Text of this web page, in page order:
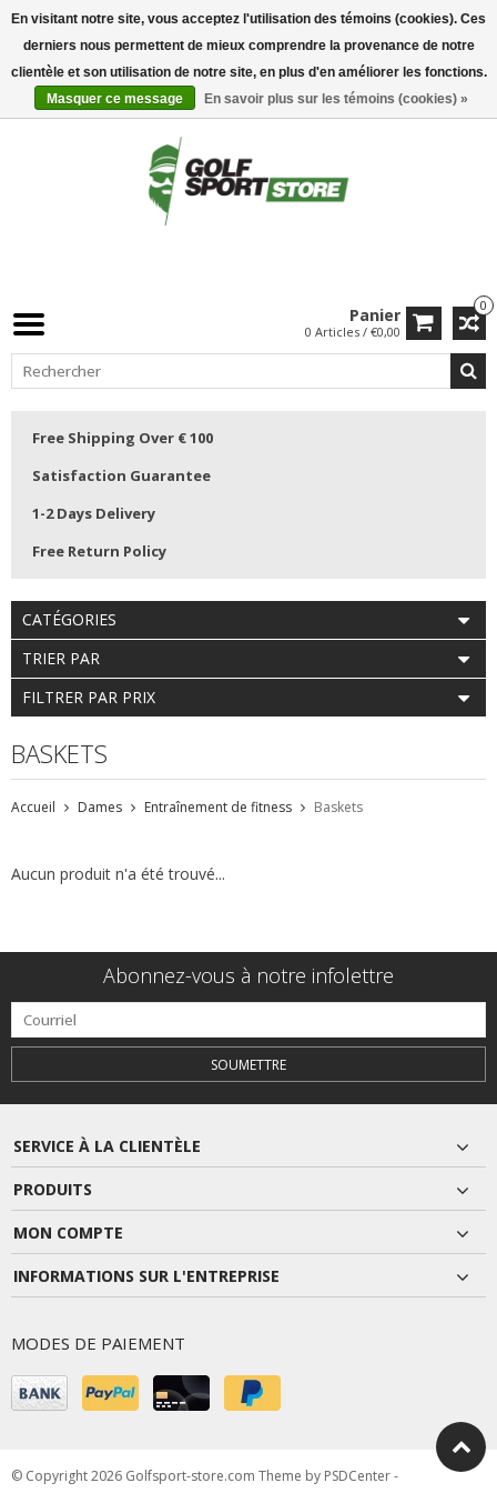
0
Panier
0 Articles / €0,00
Free Shipping Over € 100
Satisfaction Guarantee
1-2 Days Delivery
Free Return Policy
CATÉGORIES
TRIER PAR
FILTRER PAR PRIX
BASKETS
Accueil Dames Entraînement de fitness Baskets
Aucun produit n'a été trouvé...
Abonnez-vous à notre infolettre
SOUMETTRE
SERVICE À LA CLIENTÈLE
PRODUITS
MON COMPTE
INFORMATIONS SUR L'ENTREPRISE
MODES DE PAIEMENT
© Copyright 2026 Golfsport-store.com Theme by PSDCenter-
En visitant notre site, vous acceptez l'utilisation des témoins (cookies). Ces
derniers nous permettent de mieux comprendre la provenance de notre
clientèle et son utilisation de notre site, en plus d'en améliorer les fonctions.
Masquer ce message
En savoir plus sur les témoins (cookies) »